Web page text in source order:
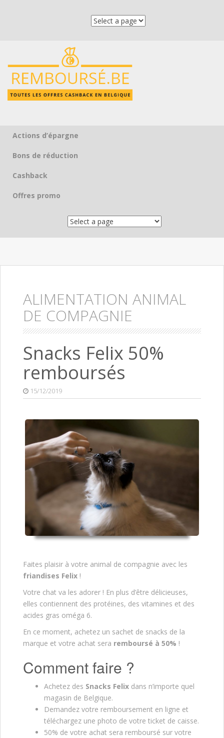
Skip to content
Actions d’épargne
Bons de réduction
Cashback
Offres promo
ALIMENTATION ANIMAL
DE COMPAGNIE
Snacks Felix 50%
remboursés
15/12/2019
Faites plaisir à votre animal de compagnie avec les
friandises Felix !
Votre chat va les adorer ! En plus d’être délicieuses,
elles contiennent des protéines, des vitamines et des
acides gras oméga 6.
En ce moment, achetez un sachet de snacks de la
marque et votre achat sera remboursé à 50% !
Comment faire ?
Achetez des Snacks Felix dans n’importe quel
magasin de Belgique.
Demandez votre remboursement en ligne et
téléchargez une photo de votre ticket de caisse.
50% de votre achat sera remboursé sur votre